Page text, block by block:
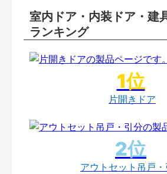
室内ドア・内装ドア・建
ランキング
片開きドア
アウトセット吊戸